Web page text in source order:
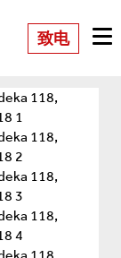
致电